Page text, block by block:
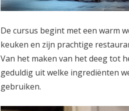
De cursus begint met een warm
keuken en zijn prachtige
Van het maken van het deeg tot
geduldig uit welke ingrediënten
gebruiken.